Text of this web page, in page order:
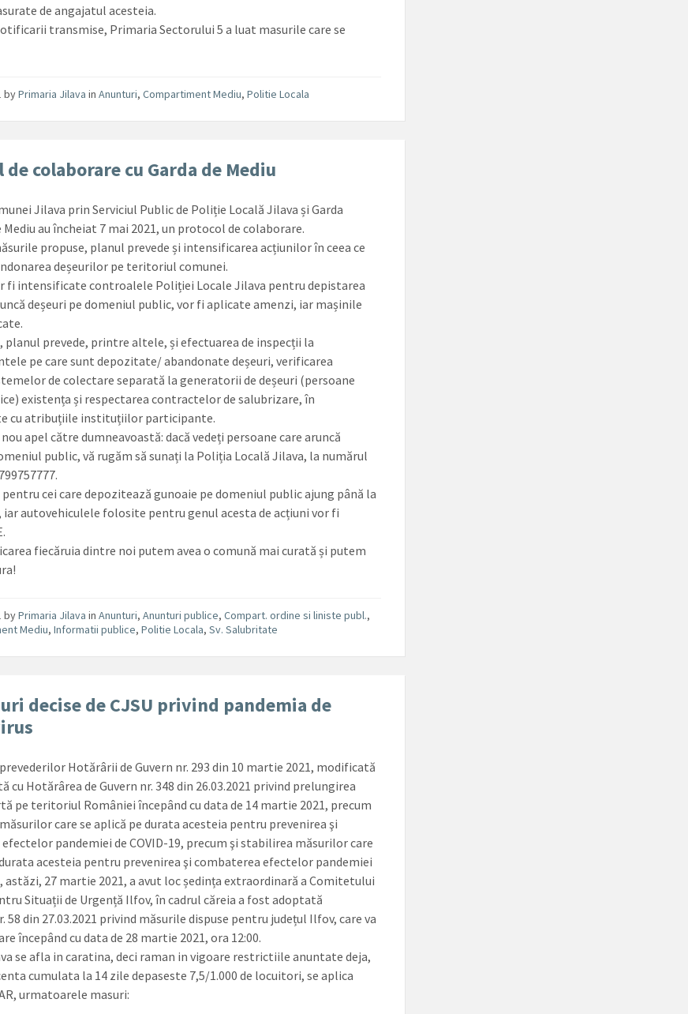
de angajatul acesteia.
transmise, Primaria Sectorului 5 a luat masurile care se
byPrimaria Jilava inAnunturi,Compartiment Mediu,Politie Locala
de colaborare cu Garda de Mediu
Jilava prin Serviciul Public de Poliție Locală Jilava și Garda
Mediu au încheiat 7 mai 2021, un protocol de colaborare.
propuse, planul prevede și intensificarea acțiunilor în ceea ce
deșeurilor pe teritoriul comunei.
fi intensificate controalele Poliției Locale Jilava pentru depistarea
deșeuri pe domeniul public, vor fi aplicate amenzi, iar mașinile
planul prevede, printre altele, și efectuarea de inspecții la
pe care sunt depozitate/ abandonate deșeuri, verificarea
de colectare separată la generatorii de deșeuri (persoane
existența și respectarea contractelor de salubrizare, în
cu atribuțiile instituțiilor participante.
nou apel către dumneavoastă: dacă vedeți persoane care aruncă
public, vă rugăm să sunați la Poliția Locală Jilava, la numărul
cei care depozitează gunoaie pe domeniul public ajung până la
iar autovehiculele folosite pentru genul acesta de acțiuni vor fi
fiecăruia dintre noi putem avea o comună mai curată și putem
byPrimaria Jilava inAnunturi,Anunturi publice,Compart. ordine si liniste publ.,
Mediu,Informatii publice,Politie Locala,Sv. Salubritate
decise de CJSU privind pandemia de
Hotărârii de Guvern nr. 293 din 10 martie 2021, modificată
cu Hotărârea de Guvern nr. 348 din 26.03.2021 privind prelungirea
pe teritoriul României începând cu data de 14 martie 2021, precum
care se aplică pe durata acesteia pentru prevenirea şi
pandemiei de COVID-19, precum şi stabilirea măsurilor care
acesteia pentru prevenirea şi combaterea efectelor pandemiei
astăzi, 27 martie 2021, a avut loc ședința extraordinară a Comitetului
Situații de Urgență Ilfov, în cadrul căreia a fost adoptată
58 din 27.03.2021 privind măsurile dispuse pentru județul Ilfov, care va
începând cu data de 28 martie 2021, ora 12:00.
se afla in caratina, deci raman in vigoare restrictiile anuntate deja,
cumulata la 14 zile depaseste 7,5/1.000 de locuitori, se aplica
urmatoarele masuri: